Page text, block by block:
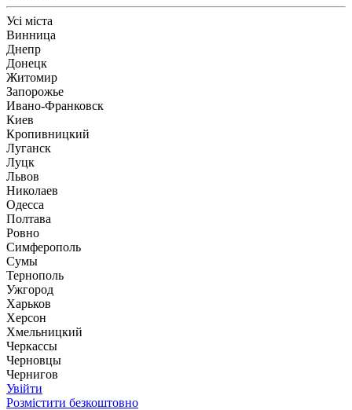
Усі міста
Винница
Днепр
Донецк
Житомир
Запорожье
Ивано-Франковск
Киев
Кропивницкий
Луганск
Луцк
Львов
Николаев
Одесса
Полтава
Ровно
Симферополь
Сумы
Тернополь
Ужгород
Харьков
Херсон
Хмельницкий
Черкассы
Чернoвцы
Чернигов
Увійти
Розмістити безкоштовно